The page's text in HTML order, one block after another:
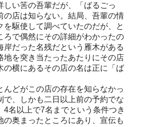
しい筈の吾輩だが、「ばるごっ
の店は知らない。結局、吾輩の情
を駆使して調べていたのだが、と
ろで偶然にその詳細がわかったの
岸だった名残だという雁木がある
地を突き当たったあたりにその店
の横にあるその店の名は正に「ば
んどがこの店の存在を知らなかっ
で、しかも二日以上前の予約でな
4名以上で7名までという条件つき
の奥まったところにあり、宣伝も